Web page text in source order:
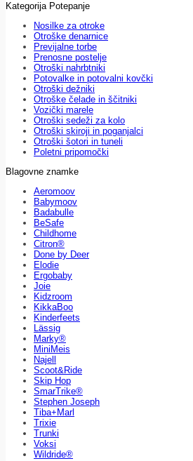
Kategorija Potepanje
Nosilke za otroke
Otroške denarnice
Previjalne torbe
Prenosne postelje
Otroški nahrbtniki
Potovalke in potovalni kovčki
Otroški dežniki
Otroške čelade in ščitniki
Vozički marele
Otroški sedeži za kolo
Otroški skiroji in poganjalci
Otroški šotori in tuneli
Poletni pripomočki
Blagovne znamke
Aeromoov
Babymoov
Badabulle
BeSafe
Childhome
Citron®
Done by Deer
Elodie
Ergobaby
Joie
Kidzroom
KikkaBoo
Kinderfeets
Lässig
Marky®
MiniMeis
Najell
Scoot&Ride
Skip Hop
SmarTrike®
Stephen Joseph
Tiba+Marl
Trixie
Trunki
Voksi
Wildride®